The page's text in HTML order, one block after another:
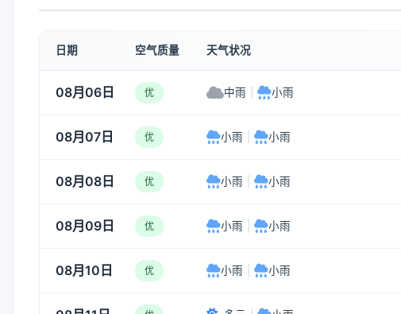
日期 空气质量 天气状况
08月06日 优 中雨 小雨
08月07日 优 小雨 小雨
08月08日 优 小雨 小雨
08月09日 优 小雨 小雨
08月10日 优 小雨 小雨